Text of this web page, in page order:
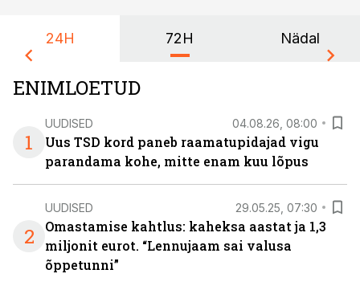
24H 72H Nädal
ENIMLOETUD
1
UUDISED 04.08.26, 08:00
Uus TSD kord paneb raamatupidajad vigu
parandama kohe, mitte enam kuu lõpus
2
UUDISED 29.05.25, 07:30
Omastamise kahtlus: kaheksa aastat ja 1,3
miljonit eurot. “Lennujaam sai valusa
õppetunni”